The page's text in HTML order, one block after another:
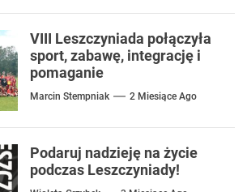
VIII Leszczyniada połączyła
sport, zabawę, integrację i
pomaganie
Marcin Stempniak 2 Miesiące Ago
Podaruj nadzieję na życie
podczas Leszczyniady!